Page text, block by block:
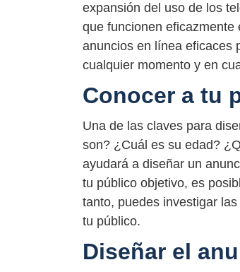
expansión del uso de los
que funcionen
anuncios en línea eficaces
cualquier momento y en
Conocer a tu
Una de las claves para
son? ¿Cuál es su edad?
ayudará a diseñar un
tu público objetivo, es
tanto, puedes investigar
tu público.
Diseñar el